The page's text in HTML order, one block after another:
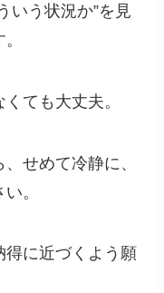
いう状況か”を見
ても大丈夫。
せめて冷静に、
。
得に近づくよう願